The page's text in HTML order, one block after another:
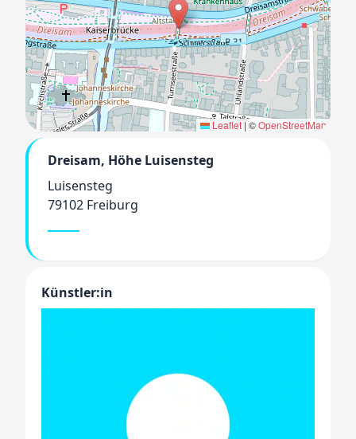
Leaflet |©OpenStreetMap
Dreisam, Höhe Luisensteg
Luisensteg
79102 Freiburg
Künstler:in